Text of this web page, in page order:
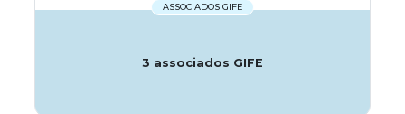
ASSOCIADOS GIFE
3 associados GIFE